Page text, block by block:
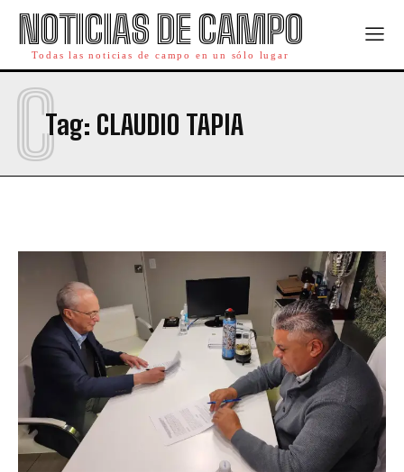
NOTICIAS DE CAMPO
Todas las noticias de campo en un sólo lugar
Tag: CLAUDIO TAPIA
C